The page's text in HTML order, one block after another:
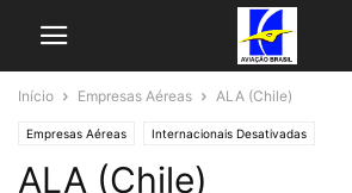
Início Empresas Aéreas ALA (Chile)
Empresas Aéreas Internacionais Desativadas
ALA (Chile)